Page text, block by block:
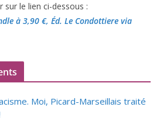
sur le lien ci-dessous :
à 3,90 €, Éd. Le Condottiere via
Moi, Picard-Marseillais traité